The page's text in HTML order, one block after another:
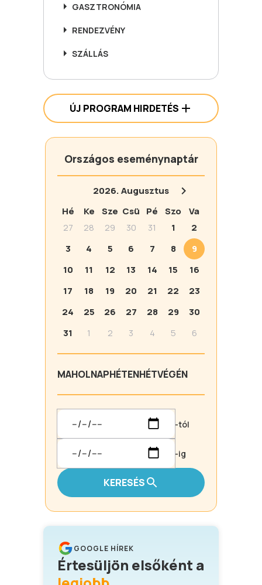
GASZTRONÓMIA
RENDEZVÉNY
SZÁLLÁS
ÚJ PROGRAM HIRDETÉS
Országos eseménynaptár
2026.Augusztus
Hé
Ke Sze Csü Pé Szo
Va
27
28 29 30 31 1
2
3
4 5 6 7 8
9
10
11 12 13 14 15
16
17
18 19 20 21 22
23
24
25 26 27 28 29
30
31
1 2 3 4 5 6
MAHOLNAPHÉTENHÉTVÉGÉN
-tól
-ig
KERESÉS
GOOGLE HÍREK
Értesüljön elsőként a